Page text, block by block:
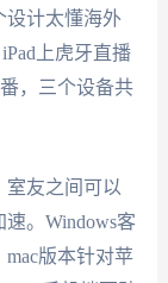
设计太懂海外
上虎牙直播
，三个设备共
友之间可以
。Windows客
版本针对苹